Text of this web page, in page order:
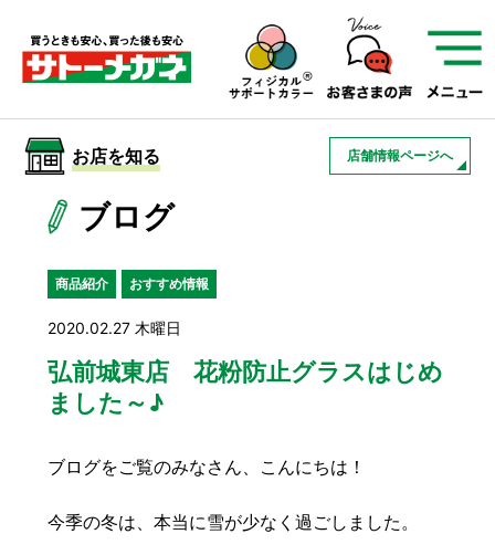
サトーメガネを知る
サトーメガネについて
01 サトーメガネの遠近
検査・フィッティング
お店を知る
サービスを知る
レンズ交換 豆知識 レスキュー
お店を知る 店舗情報ページへ
ブログ
商品紹介 おすすめ情報
2020.02.27 木曜日
弘前城東店 花粉防止グラスはじめ
ました～♪
ブログをご覧のみなさん、こんにちは！
今季の冬は、本当に雪が少なく過ごしました。